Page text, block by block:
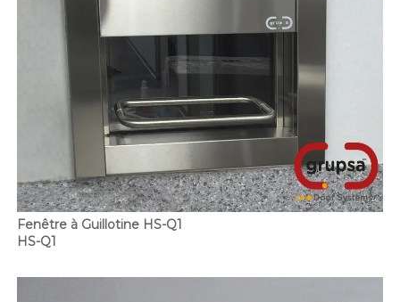
Fenêtre à Guillotine HS-Q1
HS-Q1